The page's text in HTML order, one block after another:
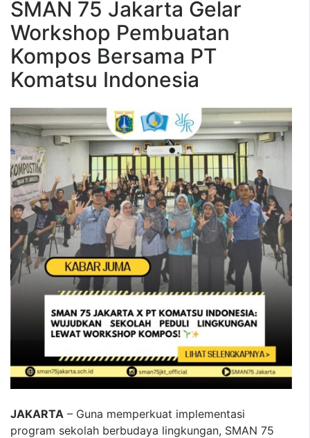
SMAN 75 Jakarta Gelar
Workshop Pembuatan
Kompos Bersama PT
Komatsu Indonesia
JAKARTA – Guna memperkuat implementasi
program sekolah berbudaya lingkungan, SMAN 75